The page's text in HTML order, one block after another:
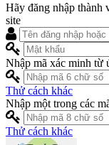
Hãy đăng nhập thành
site
Nhập mã xác minh từ
Thử cách khác
Nhập một trong các
Thử cách khác